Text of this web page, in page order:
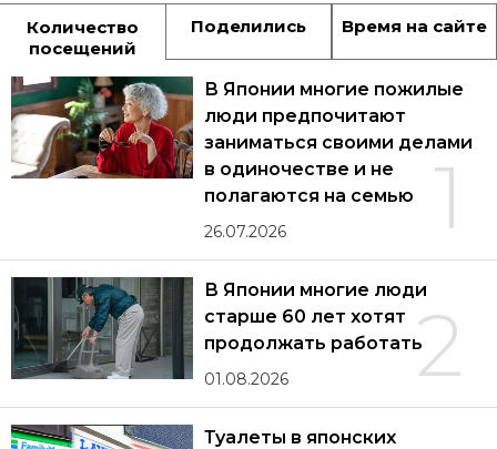
Количество
посещений
Поделились Время на сайте
1
В Японии многие пожилые
люди предпочитают
заниматься своими делами
в одиночестве и не
полагаются на семью
26.07.2026
2
В Японии многие люди
старше 60 лет хотят
продолжать работать
01.08.2026
Туалеты в японских